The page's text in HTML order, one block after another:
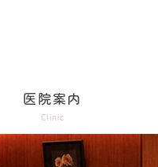
医院案内
Clinic